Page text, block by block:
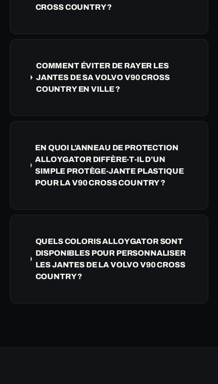
CROSS COUNTRY ?
COMMENT ÉVITER DE RAYER LES
JANTES DE SA VOLVO V90 CROSS
COUNTRY EN VILLE ?
EN QUOI L'ANNEAU DE PROTECTION
ALLOYGATOR DIFFÈRE-T-IL D'UN
SIMPLE PROTÈGE-JANTE PLASTIQUE
POUR LA V90 CROSS COUNTRY ?
QUELS COLORIS ALLOYGATOR SONT
DISPONIBLES POUR PERSONNALISER
LES JANTES DE LA VOLVO V90 CROSS
COUNTRY ?